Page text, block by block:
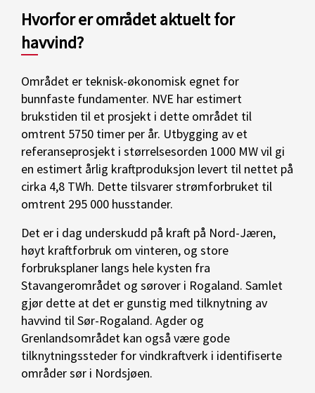
Hvorfor er området aktuelt for
havvind?
Området er teknisk-økonomisk egnet for
bunnfaste fundamenter. NVE har estimert
brukstiden til et prosjekt i dette området til
omtrent 5750 timer per år. Utbygging av et
referanseprosjekt i størrelsesorden 1000 MW vil gi
en estimert årlig kraftproduksjon levert til nettet på
cirka 4,8 TWh. Dette tilsvarer strømforbruket til
omtrent 295 000 husstander.
Det er i dag underskudd på kraft på Nord-Jæren,
høyt kraftforbruk om vinteren, og store
forbruksplaner langs hele kysten fra
Stavangerområdet og sørover i Rogaland. Samlet
gjør dette at det er gunstig med tilknytning av
havvind til Sør-Rogaland. Agder og
Grenlandsområdet kan også være gode
tilknytningssteder for vindkraftverk i identifiserte
områder sør i Nordsjøen.